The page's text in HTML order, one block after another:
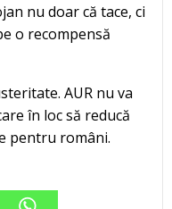
nu doar că tace, ci
o recompensă
AUR nu va
în loc să reducă
pentru români.